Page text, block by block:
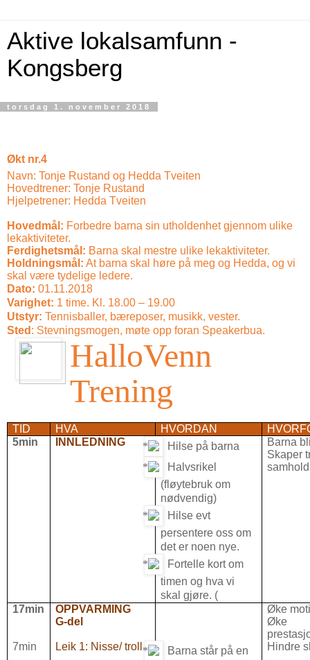
Aktive lokalsamfunn -
Kongsberg
torsdag 1. november 2018
Økt nr.4
Navn: Tonje Rustand og Hedda Tveiten
Hovedtrener: Tonje Rustand
Hjelpetrener: Hedda Tveiten
Hovedmål: Forbedre barna sin utholdenhet gjennom ulike
lekaktiviteter.
Ferdighetsmål: Barna skal mestre ulike lekaktiviteter.
Holdningsmål: At barna skal høre på meg og Hedda, og vi
skal være tydelige ledere.
Dato: 01.11.2018
Varighet: 1 time. Kl. 18.00 – 19.00
Utstyr: Tennisballer, bæreposer, musikk, vester.
Sted : Stevningsmogen, møte opp foran Speakerbua.
HalloVenn
Trening
TID HVA HVORDAN
5min
INNLEDNING
Hilse på barna
Halvsrikel
(fløytebruk om
nødvendig)
Hilse evt
persentere oss om
det er noen nye.
Fortelle kort om
timen og hva vi
skal gjøre. (
Barna
Skaper
17min
7min
OPPVARMING
G-del
Leik 1: Nisse/ troll
Barna står på en
Øke
Øke
Hindre